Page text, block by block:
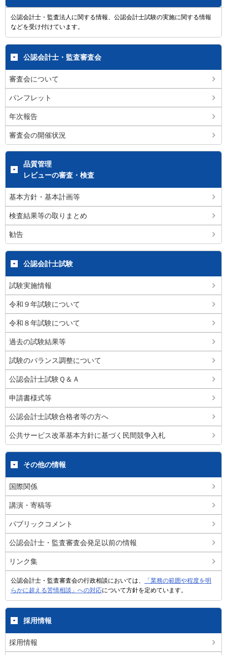
公認会計士・監査法人に関する情報、公認会計士試験の実施に関する情報
などを受け付けています。
公認会計士・監査審査会
審査会について
パンフレット
年次報告
審査会の開催状況
品質管理
レビューの審査・検査
基本方針・基本計画等
検査結果等の取りまとめ
勧告
公認会計士試験
試験実施情報
令和９年試験について
令和８年試験について
過去の試験結果等
試験のバランス調整について
公認会計士試験Ｑ＆Ａ
申請書様式等
公認会計士試験合格者等の方へ
公共サービス改革基本方針に基づく民間競争入札
その他の情報
国際関係
講演・寄稿等
パブリックコメント
公認会計士・監査審査会発足以前の情報
リンク集
公認会計士・監査審査会の行政相談においては、
「業務の範囲や程度を明
らかに超える苦情相談」への対応について方針を定めています。
採用情報
採用情報